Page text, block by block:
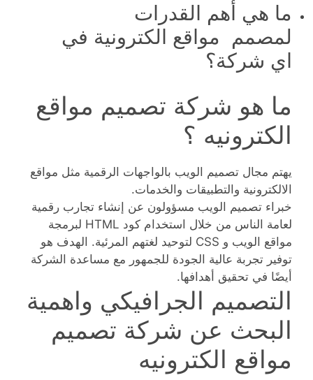
ما هي أهم القدرات
لمصمم مواقع الكترونية في
اي شركة؟
ما هو شركة تصميم مواقع
الكترونيه ؟
يهتم مجال تصميم الويب بالواجهات الرقمية مثل مواقع
الالكترونية والتطبيقات والخدمات.
خبراء تصميم الويب مسؤولون عن إنشاء تجارب رقمية
لعامة الناس من خلال استخدام كود HTML لبرمجة
مواقع الويب و CSS لتوحيد لغتهم المرئية. الهدف هو
توفير تجربة عالية الجودة للجمهور مع مساعدة الشركة
أيضًا في تحقيق أهدافها.
التصميم الجرافيكي واهمية
البحث عن شركة تصميم
مواقع الكترونيه